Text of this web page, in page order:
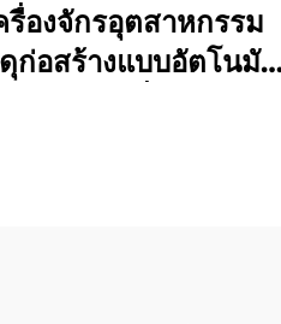
รื่องจักรอุตสาหกรรม
ก่อสร้างแบบอัตโนมัติ